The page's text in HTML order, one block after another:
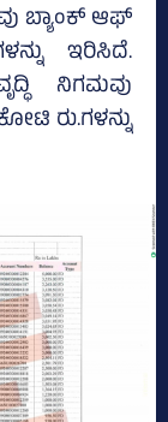
ಬ್ಯಾಂಕ್‌ ಆಫ್‌
ಇರಿಸಿದೆ.
ನಿಗಮವು
ರು.ಗಳನ್ನು